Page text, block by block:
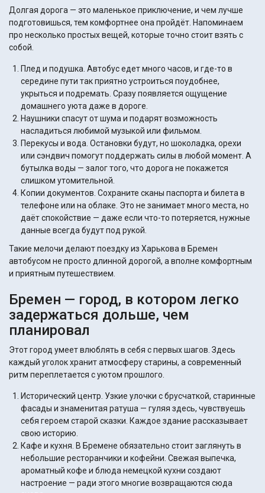
Долгая дорога — это маленькое приключение, и чем лучше
подготовишься, тем комфортнее она пройдёт. Напоминаем
про несколько простых вещей, которые точно стоит взять с
собой.
Плед и подушка. Автобус едет много часов, и где-то в
середине пути так приятно устроиться поудобнее,
укрыться и подремать. Сразу появляется ощущение
домашнего уюта даже в дороге.
Наушники спасут от шума и подарят возможность
насладиться любимой музыкой или фильмом.
Перекусы и вода. Остановки будут, но шоколадка, орехи
или сэндвич помогут поддержать силы в любой момент. А
бутылка воды — залог того, что дорога не покажется
слишком утомительной.
Копии документов. Сохраните сканы паспорта и билета в
телефоне или на облаке. Это не занимает много места, но
даёт спокойствие — даже если что-то потеряется, нужные
данные всегда будут под рукой.
Такие мелочи делают поездку из Харькова в Бремен
автобусом не просто длинной дорогой, а вполне комфортным
и приятным путешествием.
Бремен — город, в котором легко
задержаться дольше, чем
планировал
Этот город умеет влюблять в себя с первых шагов. Здесь
каждый уголок хранит атмосферу старины, а современный
ритм переплетается с уютом прошлого.
Исторический центр. Узкие улочки с брусчаткой, старинные
фасады и знаменитая ратуша — гуляя здесь, чувствуешь
себя героем старой сказки. Каждое здание рассказывает
свою историю.
Кафе и кухня. В Бремене обязательно стоит заглянуть в
небольшие ресторанчики и кофейни. Свежая выпечка,
ароматный кофе и блюда немецкой кухни создают
настроение — ради этого многие возвращаются сюда